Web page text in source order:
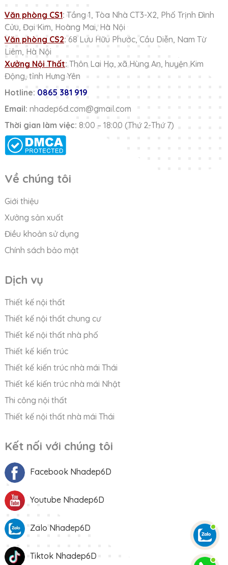
Văn phòng CS1: Tầng 1, Tòa Nhà CT3-X2, Phố Trịnh Đình
Cửu, Đại Kim, Hoàng Mai, Hà Nội
Văn phòng CS2: 68 Lưu Hữu Phước, Cầu Diễn, Nam Từ
Liêm, Hà Nội
Xưởng Nội Thất: Thôn Lai Hạ, xã Hùng An, huyện Kim
Động, tỉnh Hưng Yên
Hotline: 0865 381 919
Email: nhadep6d.com@gmail.com
Thời gian làm việc: 8:00 – 18:00 (Thứ 2-Thứ 7)
Về chúng tôi
Giới thiệu
Xưởng sản xuất
Điều khoản sử dụng
Chính sách bảo mật
Dịch vụ
Thiết kế nội thất
Thiết kế nội thất chung cư
Thiết kế nội thất nhà phố
Thiết kế kiến trúc
Thiết kế kiến trúc nhà mái Thái
Thiết kế kiến trúc nhà mái Nhật
Thi công nội thất
Thiết kế nội thất nhà mái Thái
Kết nối với chúng tôi
Facebook Nhadep6D
Youtube Nhadep6D
Zalo Nhadep6D
Tiktok Nhadep6D